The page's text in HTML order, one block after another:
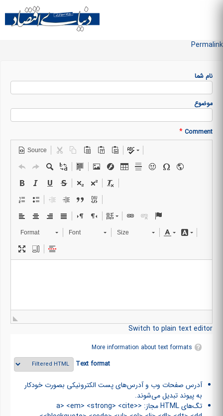
main
content
Permalink
نام شما
موضوع
Comment
*
Source
Format Font Size
Switch to plain text editor
More information about text formats
Text format
آدرس صفحات وب و آدرس‌های پست الکترونیکی بصورت خودکار
به پیوند تبدیل می‌شوند.
تگ‌های HTML مجاز: <a> <em> <strong> <cite>